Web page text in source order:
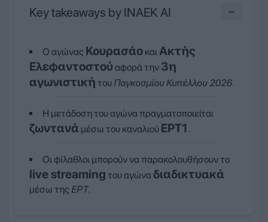
Key takeaways by INAEK AI −
Ο αγώνας Κουρασάο καιΑκτής
Ελεφαντοστού αφορά την 3η
αγωνιστική του Παγκοσμίου Κυπέλλου 2026.
Η μετάδοση του αγώνα πραγματοποιείται
ζωντανά μέσω του καναλιού ΕΡΤ1.
Οι φίλαθλοι μπορούν να παρακολουθήσουν το
live streaming του αγώναδιαδικτυακά
μέσω της ΕΡΤ.